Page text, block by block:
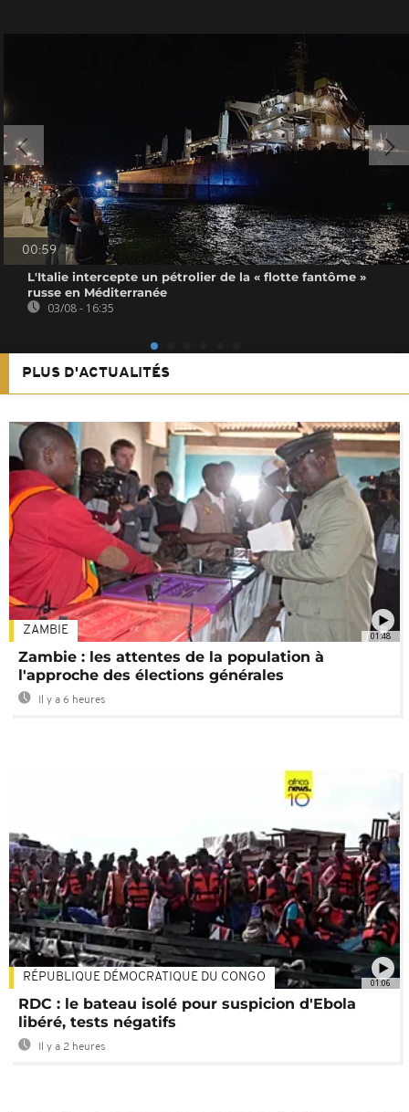
00:59
L'Italie intercepte un pétrolier de la « flotte fantôme »
russe en Méditerranée
03/08 - 16:35
PLUS D'ACTUALITÉS
01:48
ZAMBIE
Zambie : les attentes de la population à
l'approche des élections générales
Il y a 6 heures
01:06
RÉPUBLIQUE DÉMOCRATIQUE DU CONGO
RDC : le bateau isolé pour suspicion d'Ebola
libéré, tests négatifs
Il y a 2 heures